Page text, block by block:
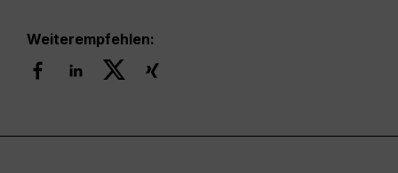
Weiterempfehlen: